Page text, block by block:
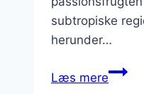
subtropiske
herunder…
Læs mere